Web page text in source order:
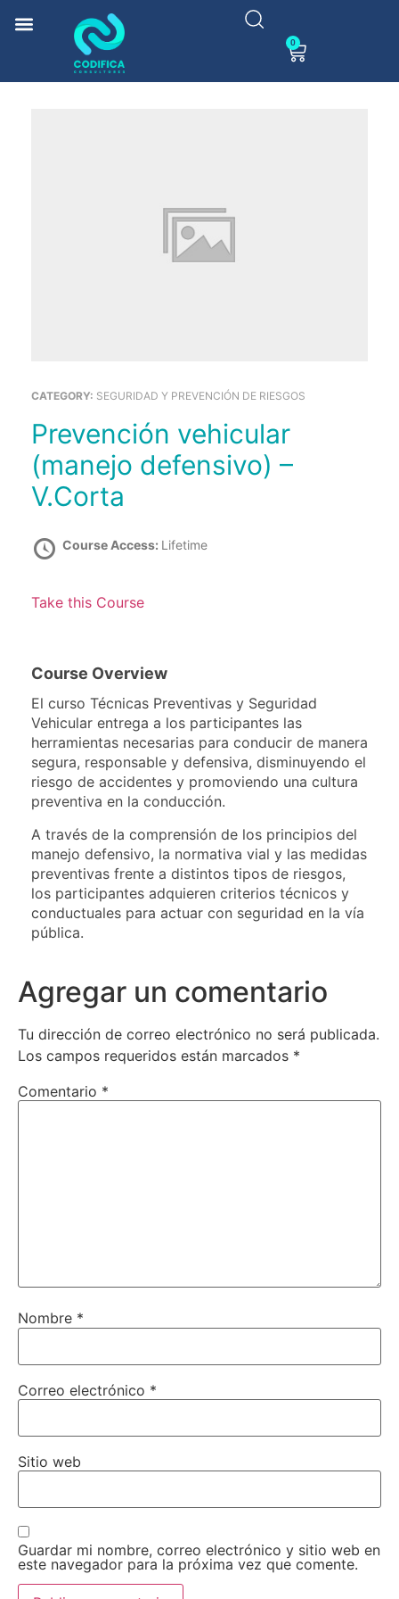
0
CATEGORY: SEGURIDAD Y PREVENCIÓN DE RIESGOS
Prevención vehicular
(manejo defensivo) –
V.Corta
Course Access: Lifetime
Take this Course
Course Overview
El curso Técnicas Preventivas y Seguridad
Vehicular entrega a los participantes las
herramientas necesarias para conducir de manera
segura, responsable y defensiva, disminuyendo el
riesgo de accidentes y promoviendo una cultura
preventiva en la conducción.
A través de la comprensión de los principios del
manejo defensivo, la normativa vial y las medidas
preventivas frente a distintos tipos de riesgos,
los participantes adquieren criterios técnicos y
conductuales para actuar con seguridad en la vía
pública.
Agregar un comentario
Tu dirección de correo electrónico no será publicada.
Los campos requeridos están marcados *
Comentario *
Nombre *
Correo electrónico *
Sitio web
Guardar mi nombre, correo electrónico y sitio web en
este navegador para la próxima vez que comente.